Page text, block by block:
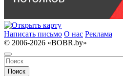
Написать письмо О нас Реклама
© 2006-2026 «BOBR.by»
Поиск